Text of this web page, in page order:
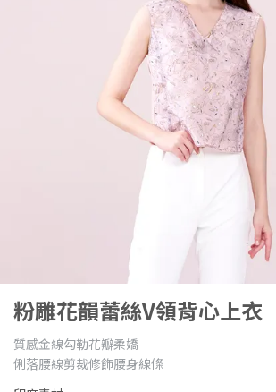
粉雕花韻蕾絲V領背心上衣
質感金線勾勒花瓣柔嬌
俐落腰線剪裁修飾腰身線條